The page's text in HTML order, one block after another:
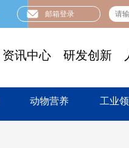
邮箱登录
资讯中心 研发创新
工业
动物营养